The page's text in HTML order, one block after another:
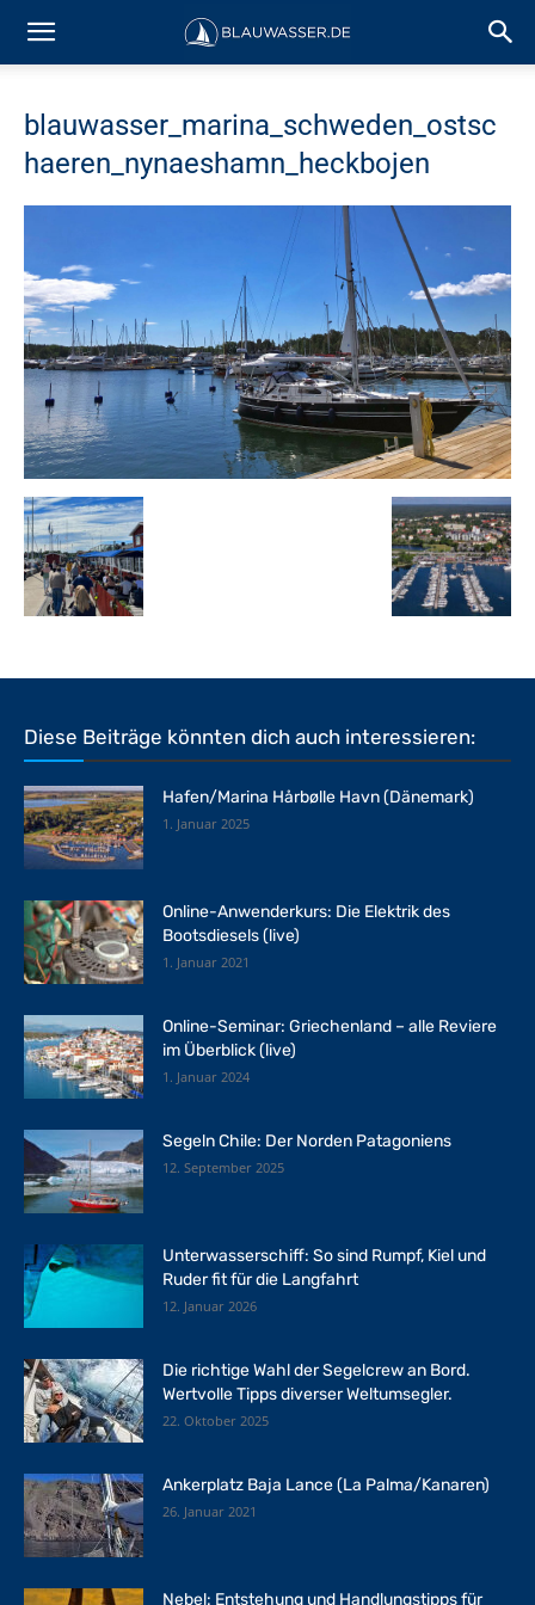
blauwasser_marina_schweden_ostsc
haeren_nynaeshamn_heckbojen
Diese Beiträge könnten dich auch interessieren:
Hafen/Marina Hårbølle Havn (Dänemark)
1. Januar 2025
Online-Anwenderkurs: Die Elektrik des
Bootsdiesels (live)
1. Januar 2021
Online-Seminar: Griechenland – alle Reviere
im Überblick (live)
1. Januar 2024
Segeln Chile: Der Norden Patagoniens
12. September 2025
Unterwasserschiff: So sind Rumpf, Kiel und
Ruder fit für die Langfahrt
12. Januar 2026
Die richtige Wahl der Segelcrew an Bord.
Wertvolle Tipps diverser Weltumsegler.
22. Oktober 2025
Ankerplatz Baja Lance (La Palma/Kanaren)
26. Januar 2021
Nebel: Entstehung und Handlungstipps für